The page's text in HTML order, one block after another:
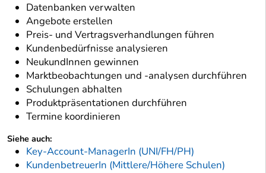
Datenbanken verwalten
Angebote erstellen
Preis- und Vertragsverhandlungen führen
Kundenbedürfnisse analysieren
NeukundInnen gewinnen
Marktbeobachtungen und -analysen durchführen
Schulungen abhalten
Produktpräsentationen durchführen
Termine koordinieren
Siehe auch:
Key-Account-ManagerIn (UNI/FH/PH)
KundenbetreuerIn (Mittlere/Höhere Schulen)